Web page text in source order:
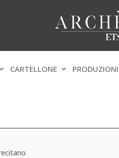
CARTELLONE PRODUZIONI